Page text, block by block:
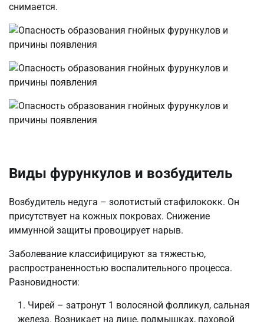
снимается.
Виды фурункулов и возбудитель
Возбудитель недуга – золотистый стафилококк. Он
присутствует на кожных покровах. Снижение
иммунной защиты провоцирует нарыв.
Заболевание классифицируют за тяжестью,
распространенностью воспалительного процесса.
Разновидности:
Чирей – затронут 1 волосяной фолликул, сальная
железа. Возникает на лице, подмышках, паховой